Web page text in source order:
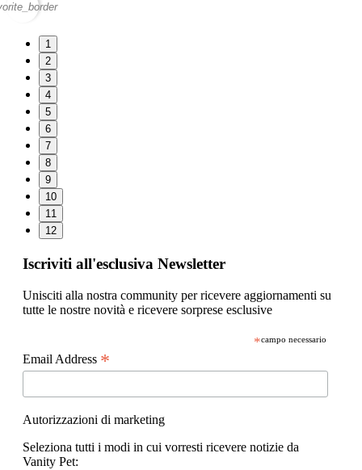
1
2
3
4
5
6
7
8
9
10
11
12
Iscriviti all'esclusiva Newsletter
Unisciti alla nostra community per ricevere aggiornamenti su
tutte le nostre novità e ricevere sorprese esclusive
*campo necessario
Email Address *
Autorizzazioni di marketing
Seleziona tutti i modi in cui vorresti ricevere notizie da
Vanity Pet: